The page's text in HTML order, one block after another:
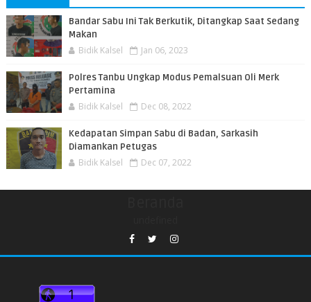
Bandar Sabu Ini Tak Berkutik, Ditangkap Saat Sedang
Makan
Bidik Kalsel Jan 06, 2023
Polres Tanbu Ungkap Modus Pemalsuan Oli Merk
Pertamina
Bidik Kalsel Dec 08, 2022
Kedapatan Simpan Sabu di Badan, Sarkasih
Diamankan Petugas
Bidik Kalsel Dec 07, 2022